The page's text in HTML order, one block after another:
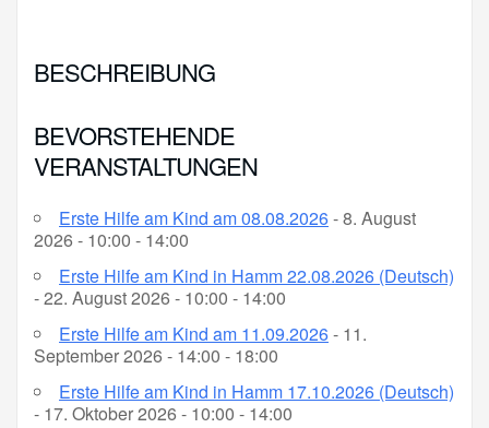
BESCHREIBUNG
BEVORSTEHENDE
VERANSTALTUNGEN
Erste Hilfe am Kind am 08.08.2026- 8. August
2026 - 10:00 - 14:00
Erste Hilfe am Kind in Hamm 22.08.2026 (Deutsch)
- 22. August 2026 - 10:00 - 14:00
Erste Hilfe am Kind am 11.09.2026- 11.
September 2026 - 14:00 - 18:00
Erste Hilfe am Kind in Hamm 17.10.2026 (Deutsch)
- 17. Oktober 2026 - 10:00 - 14:00